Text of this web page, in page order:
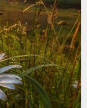
ли